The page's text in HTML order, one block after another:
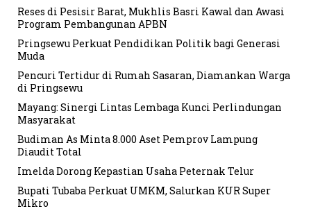
Reses di Pesisir Barat, Mukhlis Basri Kawal dan Awasi
Program Pembangunan APBN
Pringsewu Perkuat Pendidikan Politik bagi Generasi
Muda
Pencuri Tertidur di Rumah Sasaran, Diamankan Warga
di Pringsewu
Mayang: Sinergi Lintas Lembaga Kunci Perlindungan
Masyarakat
Budiman As Minta 8.000 Aset Pemprov Lampung
Diaudit Total
Imelda Dorong Kepastian Usaha Peternak Telur
Bupati Tubaba Perkuat UMKM, Salurkan KUR Super
Mikro